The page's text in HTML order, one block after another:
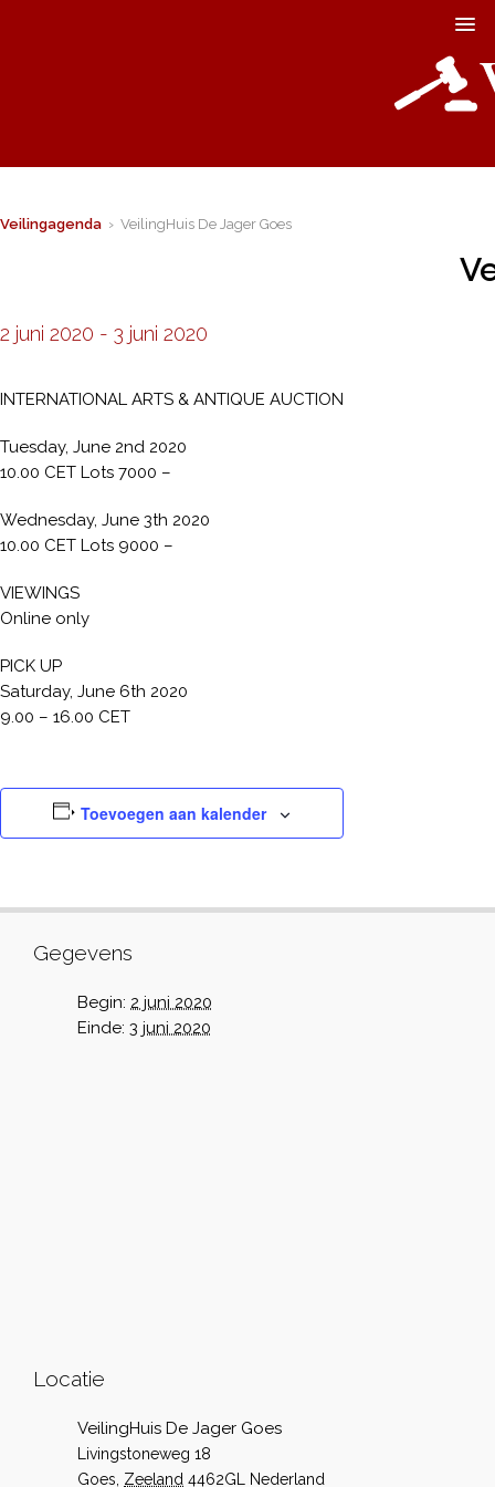
Veilingagenda › VeilingHuis De Jager Goes
2 juni 2020 - 3 juni 2020
INTERNATIONAL ARTS & ANTIQUE AUCTION
Tuesday, June 2nd 2020
10.00 CET Lots 7000 –
Wednesday, June 3th 2020
10.00 CET Lots 9000 –
VIEWINGS
Online only
PICK UP
Saturday, June 6th 2020
9.00 – 16.00 CET
Toevoegen aan kalender
Gegevens
Begin: 2 juni 2020
Einde: 3 juni 2020
Locatie
VeilingHuis De Jager Goes
Livingstoneweg 18
Goes Zeeland 4462GL Nederland